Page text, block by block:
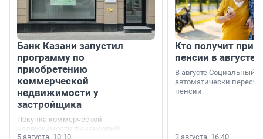
Банк Казани запустил
программу по
приобретению
коммерческой
недвижимости у
застройщика
Покупка коммерческой
недвижимости финансовый
5 августа, 10:10
Кто получит
пенсии в августе
В августе Социальный
автоматически
пенсии.
3 августа, 16:40